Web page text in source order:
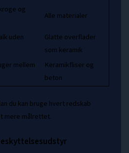
og
Alle materialer
uden
Glatte overflader
som keramik
mellem
Keramikfliser og
beton
du kan bruge hvert redskab
mere målrettet.